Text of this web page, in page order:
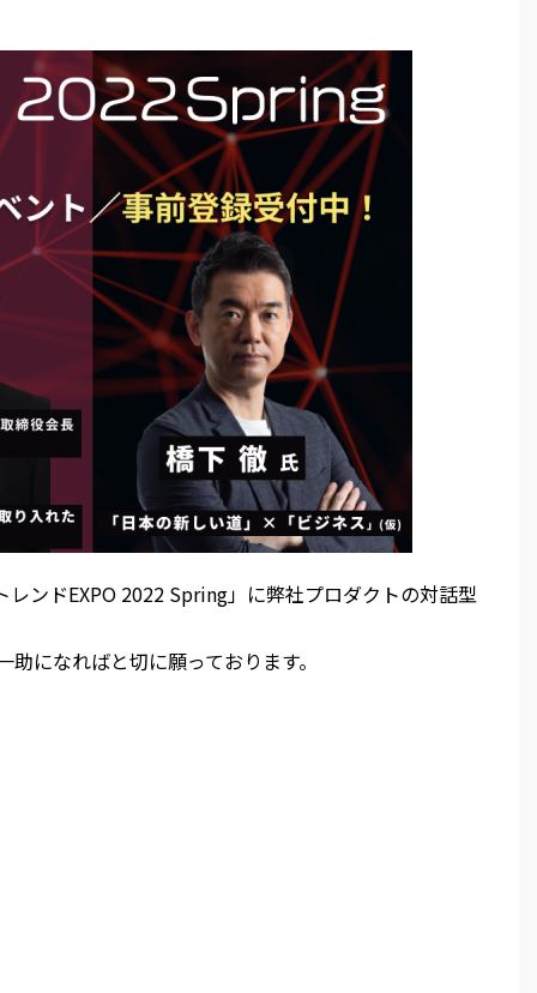
ンドEXPO 2022 Spring」に弊社プロダクトの対話型
になればと切に願っております。